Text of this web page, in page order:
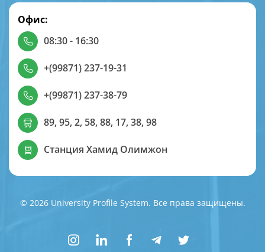
Офис:
08:30 - 16:30
+(99871) 237-19-31
+(99871) 237-38-79
89, 95, 2, 58, 88, 17, 38, 98
Станция Хамид Олимжон
© 2026 University Profile System. Все права защищены.